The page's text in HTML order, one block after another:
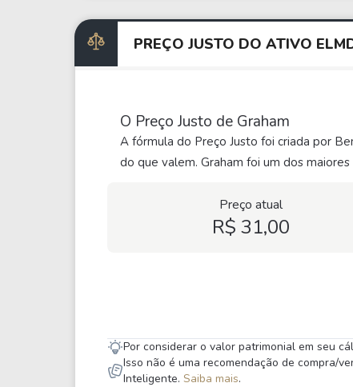
PREÇO JUSTO DO ATIVO
O Preço Justo de Graham
A fórmula do Preço Justo foi criada por
do que valem. Graham foi um dos
Preço atual
R$ 31,00
Por considerar o valor patrimonial em seu
Isso não é uma recomendação de compra/
Inteligente. Saiba mais.